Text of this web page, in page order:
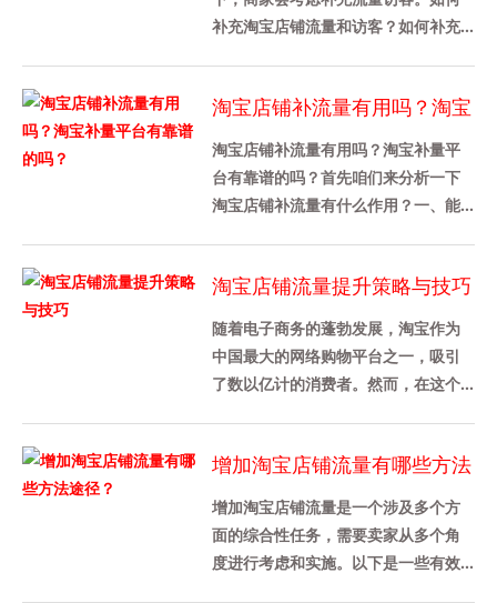
补充淘宝店铺流量和访客？如何补充
卖......
淘宝店铺补流量有用吗？淘宝
补量平台有靠谱的吗？
淘宝店铺补流量有用吗？淘宝补量平
台有靠谱的吗？首先咱们来分析一下
淘宝店铺补流量有什么作用？一、能
淘宝店铺流量提升策略与技巧
随着电子商务的蓬勃发展，淘宝作为
中国最大的网络购物平台之一，吸引
了数以亿计的消费者。然而，在这个
心......
增加淘宝店铺流量有哪些方法
途径？
增加淘宝店铺流量是一个涉及多个方
面的综合性任务，需要卖家从多个角
度进行考虑和实施。以下是一些有效